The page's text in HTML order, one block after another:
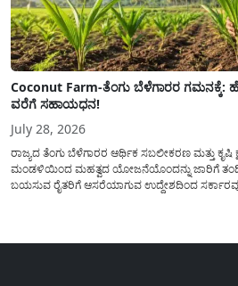
Coconut Farm-ತೆಂಗು ಬೆಳೆಗಾರರ ಗಮನಕ್ಕೆ:
ವರೆಗೆ ಸಹಾಯಧನ!
July 28, 2026
ರಾಜ್ಯದ ತೆಂಗು ಬೆಳೆಗಾರರ ಆರ್ಥಿಕ ಸಬಲೀಕರಣ ಮತ್ತು ಕೃಷಿ
ಮಂಡಳಿಯಿಂದ ಮಹತ್ವದ ಯೋಜನೆಯೊಂದನ್ನು ಜಾರಿಗೆ
ಬಯಸುವ ರೈತರಿಗೆ ಆಸರೆಯಾಗುವ ಉದ್ದೇಶದಿಂದ ಸರ್ಕಾರವು